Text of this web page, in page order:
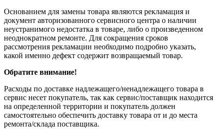
Основанием для замены товара являются рекламация и
документ авторизованного сервисного центра о наличии
неустранимого недостатка в товаре, либо о произведенном
неоднократном ремонте. Для сокращения сроков
рассмотрения рекламации необходимо подробно указать,
какой именно дефект содержит возвращаемый товар.
Обратите внимание!
Расходы по доставке надлежащего/ненадлежащего товара в
сервис несет покупатель, так как сервис/поставщик находится
на определенной территории и покупатель должен
самостоятельно обеспечить доставку товара от и до места
ремонта/склада поставщика.